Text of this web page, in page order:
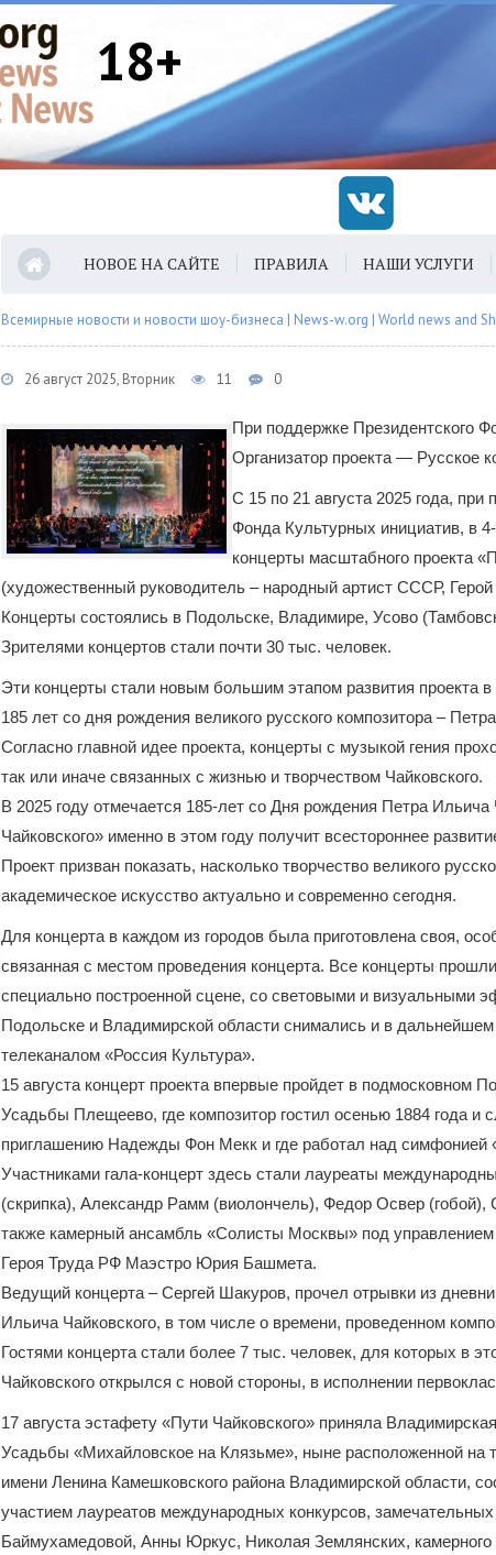
18+
НОВОЕ НА САЙТЕ ПРАВИЛА НАШИ УСЛУГИ
Всемирные новости и новости шоу-бизнеса | News-w.org | World news and
26 август 2025, Вторник 11 0
При поддержке Президентского
Организатор проекта — Русское
С 15 по 21 августа 2025 года, при
Фонда Культурных инициатив, в
концерты масштабного проекта
(художественный руководитель – народный артист СССР,
Концерты состоялись в Подольске, Владимире, Усово
Зрителями концертов стали почти 30 тыс. человек.
Эти концерты стали новым большим этапом развития проекта в
185 лет со дня рождения великого русского композитора –
Согласно главной идее проекта, концерты с музыкой гения
так или иначе связанных с жизнью и творчеством Чайковского.
В 2025 году отмечается 185-лет со Дня рождения Петра Ильича
Чайковского» именно в этом году получит всестороннее
Проект призван показать, насколько творчество великого
академическое искусство актуально и современно сегодня.
Для концерта в каждом из городов была приготовлена своя,
связанная с местом проведения концерта. Все концерты
специально построенной сцене, со световыми и визуальными
Подольске и Владимирской области снимались и в дальнейшем
телеканалом «Россия Культура».
15 августа концерт проекта впервые пройдет в подмосковном
Усадьбы Плещеево, где композитор гостил осенью 1884 года и
приглашению Надежды Фон Мекк и где работал над
Участниками гала-концерт здесь стали лауреаты
(скрипка), Александр Рамм (виолончель), Федор Освер
также камерный ансамбль «Солисты Москвы» под
Героя Труда РФ Маэстро Юрия Башмета.
Ведущий концерта – Сергей Шакуров, прочел отрывки из
Ильича Чайковского, в том числе о времени, проведенном
Гостями концерта стали более 7 тыс. человек, для которых в
Чайковского открылся с новой стороны, в исполнении
17 августа эстафету «Пути Чайковского» приняла
Усадьбы «Михайловское на Клязьме», ныне расположенной на
имени Ленина Камешковского района Владимирской области,
участием лауреатов международных конкурсов,
Баймухамедовой, Анны Юркус, Николая Землянских,